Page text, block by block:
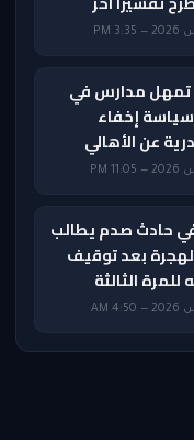
تمهل مدارس في
سياسة إخفاء
عن الأهالي
في حادث صدم يطالب
بعد توقيف
الثالثة